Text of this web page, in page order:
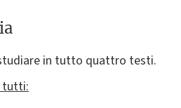
in tutto quattro testi.
tutti: